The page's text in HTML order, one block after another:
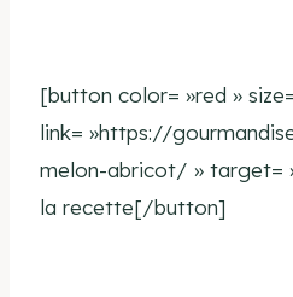
[button color= »red »
link= »https://
melon-abricot/ » target=
la recette[/button]